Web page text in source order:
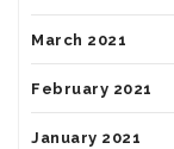
March 2021
February 2021
January 2021